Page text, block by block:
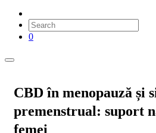
0
CBD în menopauză și
premenstrual: suport
femei